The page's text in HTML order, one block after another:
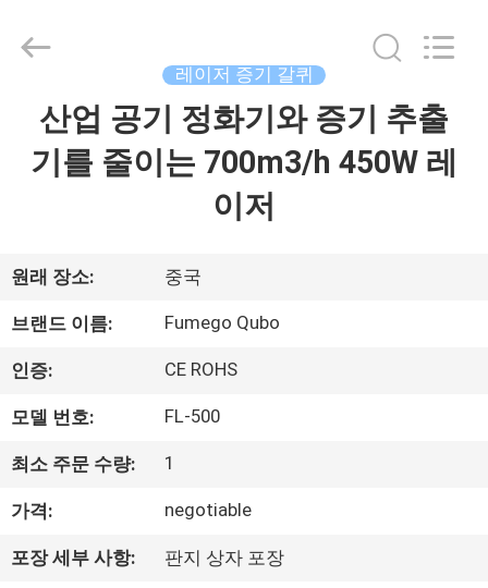
회
사
소
공
장
Technology
Reserved.
Developed
레이저 증기 갈퀴
산업 공기 정화기와 증기 추출
기를 줄이는 700m3/h 450W 레
이저
원래 장소: 중국
브랜드 이름: Fumego Qubo
인증: CE ROHS
모델 번호: FL-500
최소 주문 수량: 1
가격: negotiable
포장 세부 사항: 판지 상자 포장